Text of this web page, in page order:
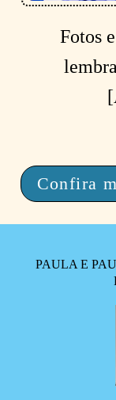
Fotos
Confira
PAULA E